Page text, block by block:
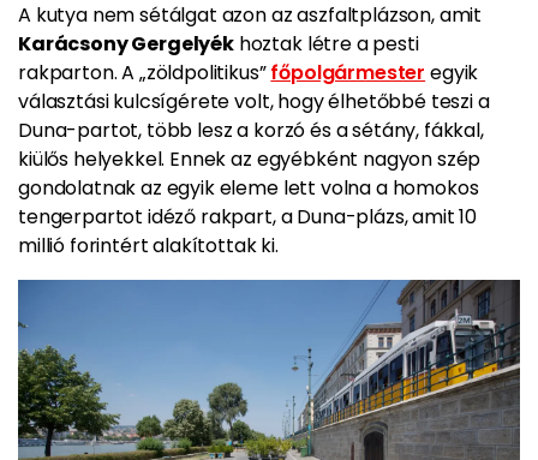
A kutya nem sétálgat azon az aszfaltplázson, amit
Karácsony Gergelyékhoztak létre a pesti
rakparton. A „zöldpolitikus”főpolgármester egyik
választási kulcsígérete volt, hogy élhetőbbé teszi a
Duna-partot, több lesz a korzó és a sétány, fákkal,
kiülős helyekkel. Ennek az egyébként nagyon szép
gondolatnak az egyik eleme lett volna a homokos
tengerpartot idéző rakpart, a Duna-plázs, amit 10
millió forintért alakítottak ki.